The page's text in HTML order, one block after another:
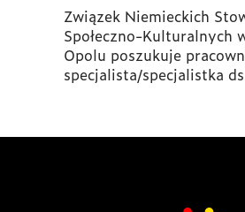
Związek Niemieckich
Społeczno-Kulturalnych
Opolu poszukuje
specjalista/specjalistka